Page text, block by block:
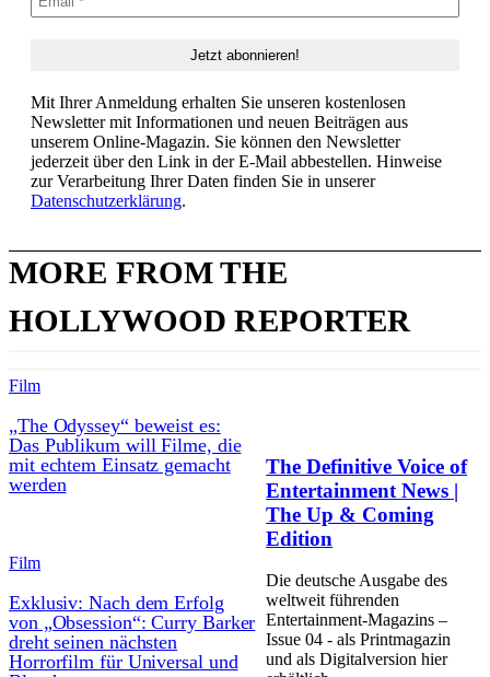
Mit Ihrer Anmeldung erhalten Sie unseren kostenlosen
Newsletter mit Informationen und neuen Beiträgen aus
unserem Online-Magazin. Sie können den Newsletter
jederzeit über den Link in der E-Mail abbestellen. Hinweise
zur Verarbeitung Ihrer Daten finden Sie in unserer
Datenschutzerklärung.
MORE FROM THE
HOLLYWOOD REPORTER
Film
„The Odyssey“ beweist es:
Das Publikum will Filme, die
mit echtem Einsatz gemacht
werden
Film
Exklusiv: Nach dem Erfolg
von „Obsession“: Curry Barker
dreht seinen nächsten
Horrorfilm für Universal und
The Definitive Voice of
Entertainment News |
The Up & Coming
Edition
Die deutsche Ausgabe des
weltweit führenden
Entertainment-Magazins –
Issue 04 - als Printmagazin
und als Digitalversion hier